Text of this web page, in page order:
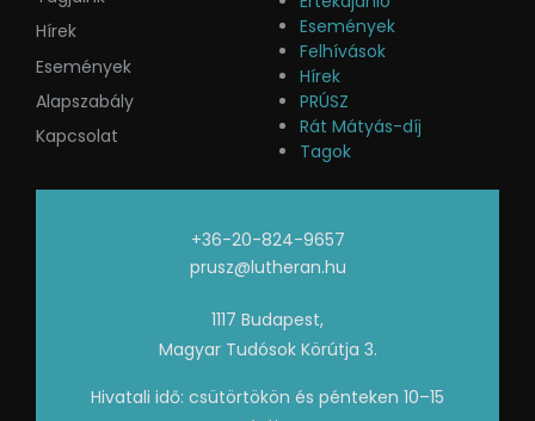
Hírek
Események
Alapszabály
Kapcsolat
Események
Felhívások
Hírek
PRÚSZ
Rát Mátyás-díj
Tagok
+36-20-824-9657
prusz@lutheran.hu
1117 Budapest,
Magyar Tudósok Körútja 3.
Hivatali idő: csütörtökön és pénteken 10–15